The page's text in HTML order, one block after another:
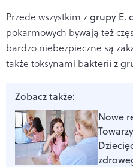
Przede wszystkim zgrupy E.
pokarmowych bywają też
bardzo niebezpieczne są
także toksynami bakterii z
Zobacz także:
Nowe